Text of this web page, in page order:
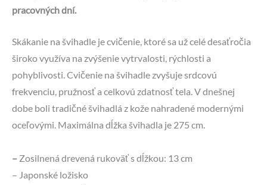
pracovných dní.
Skákanie na švihadle je cvičenie, ktoré sa už celé desaťročia
široko využíva na zvýšenie vytrvalosti, rýchlosti a
pohyblivosti. Cvičenie na švihadle zvyšuje srdcovú
frekvenciu, pružnosť a celkovú zdatnosť tela. V dnešnej
dobe boli tradičné švihadlá z kože nahradené modernými
oceľovými. Maximálna dĺžka švihadla je 275 cm.
– Zosilnená drevená rukoväť s dĺžkou: 13 cm
– Japonské ložisko